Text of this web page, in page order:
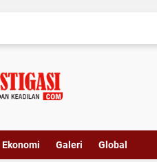
Ekonomi Galeri Global